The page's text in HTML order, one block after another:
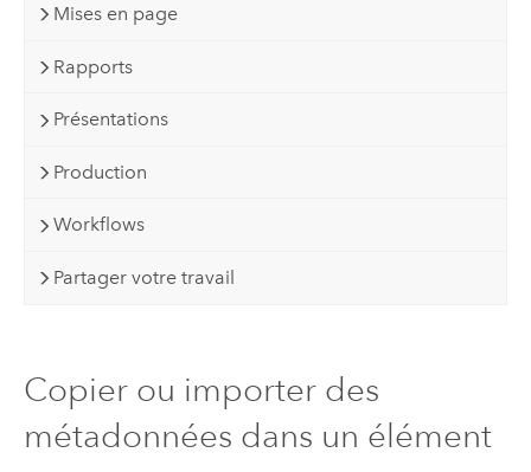
Mises en page
Rapports
Présentations
Production
Workflows
Partager votre travail
Copier ou importer des
métadonnées dans un élément